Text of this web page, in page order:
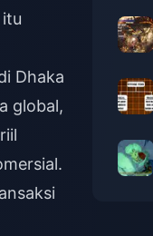
Dhaka
global,